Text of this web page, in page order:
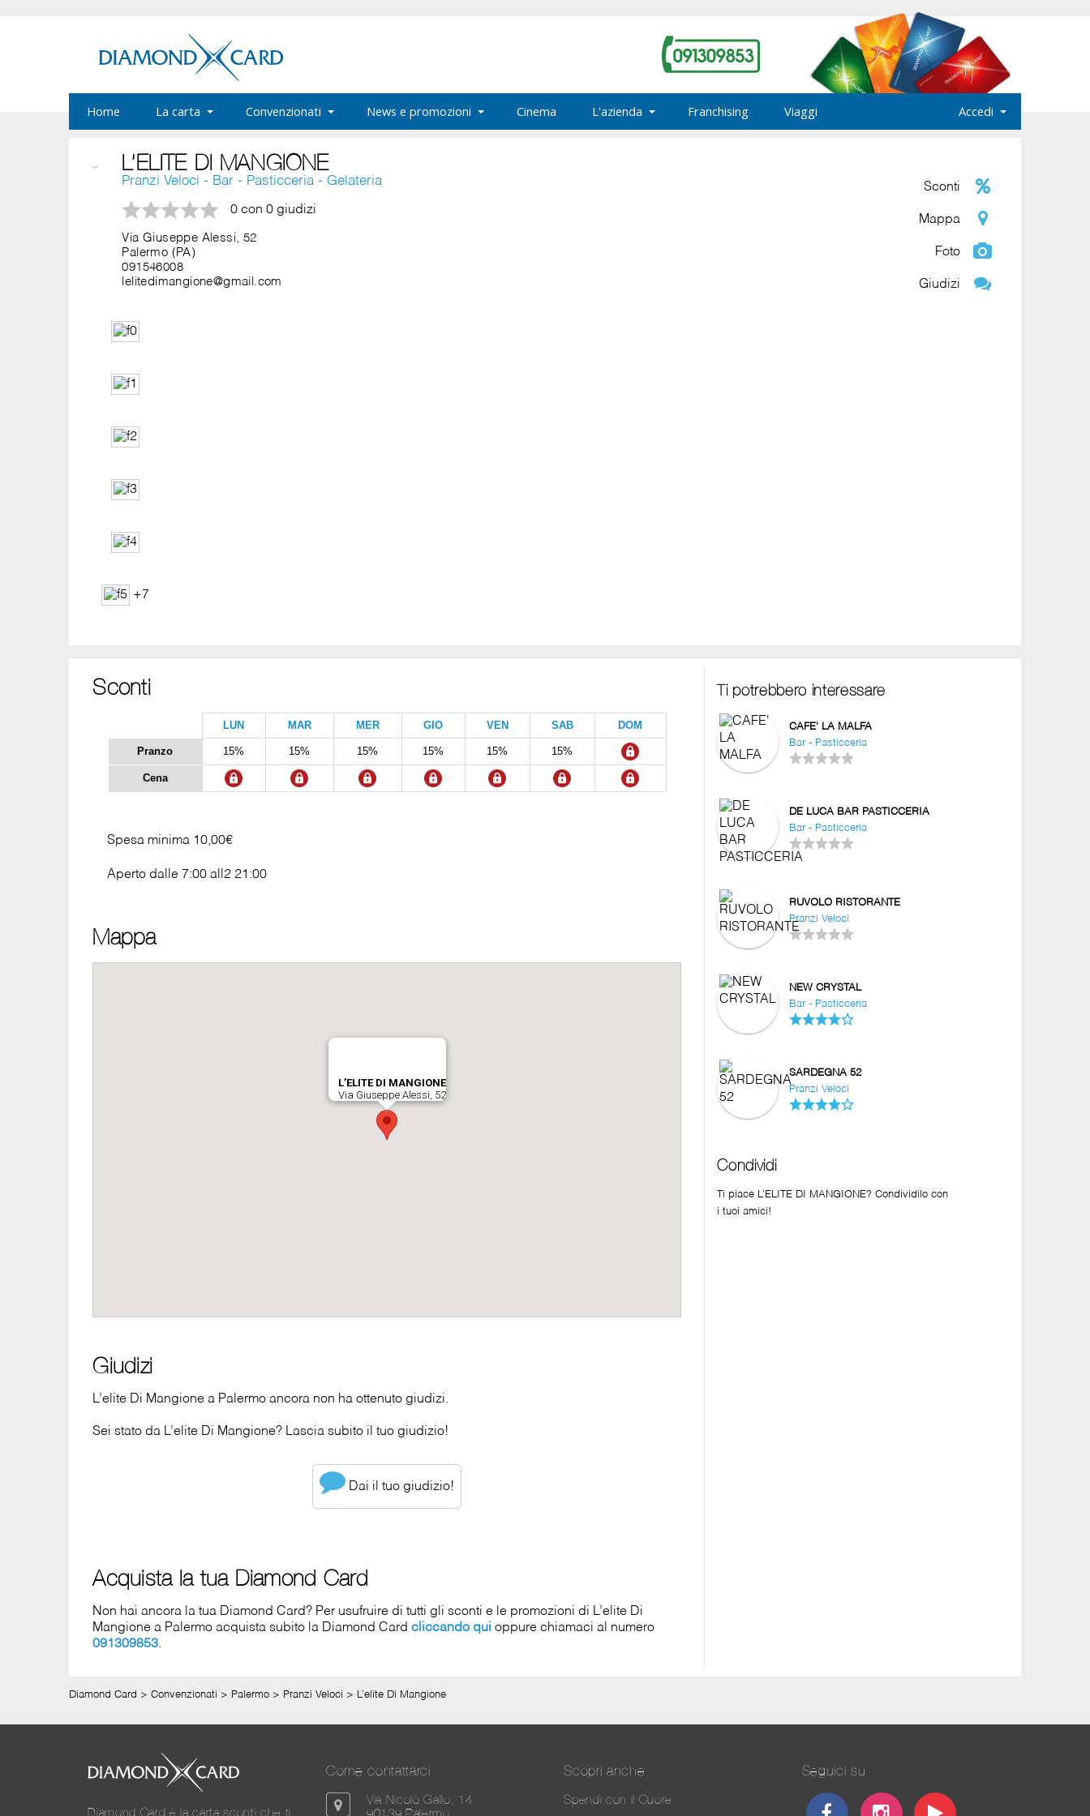
Home La carta Convenzionati News e promozioni Cinema L'azienda Franchising Viaggi Accedi
L’ELITE DI MANGIONE
Pranzi Veloci - Bar - Pasticceria - Gelateria
0 con 0 giudizi
Via Giuseppe Alessi, 52
Palermo (PA)
091546008
lelitedimangione@gmail.com
+7
Sconti
Mappa
Foto
Giudizi
Sconti
LUN MAR MER GIO VEN SAB DOM
Pranzo 15% 15% 15% 15% 15% 15%
Cena
Spesa minima 10,00€
Aperto dalle 7:00 all2 21:00
Mappa
Giudizi
L’elite Di Mangione a Palermo ancora non ha ottenuto giudizi.
Sei stato da L’elite Di Mangione? Lascia subito il tuo giudizio!
Dai il tuo giudizio!
Acquista la tua Diamond Card
Non hai ancora la tua Diamond Card? Per usufruire di tutti gli sconti e le promozioni di L’elite Di
Mangione a Palermo acquista subito la Diamond Cardcliccando qui oppure chiamaci al numero
091309853.
Ti potrebbero interessare
CAFE' LA MALFA
Bar - Pasticceria
DE LUCA BAR PASTICCERIA
Bar - Pasticceria
RUVOLO RISTORANTE
Pranzi Veloci
NEW CRYSTAL
Bar - Pasticceria
SARDEGNA 52
Pranzi Veloci
Condividi
Ti piace L’ELITE DI MANGIONE? Condividilo con
i tuoi amici!
Diamond Card > Convenzionati > Palermo > Pranzi Veloci > L’elite Di Mangione
Diamond Card è la carta sconti che ti
Come contattarci
Via Nicolò Gallo, 14
Scopri anche
Spendi con il Cuore
Seguici su